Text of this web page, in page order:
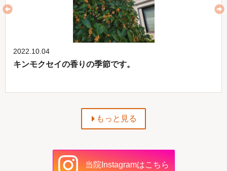
2022.10.04
キンモクセイの香りの季節です。
もっと見る
当院Instagramはこちら